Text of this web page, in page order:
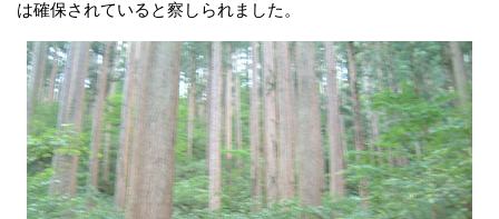
は確保されていると察しられました。